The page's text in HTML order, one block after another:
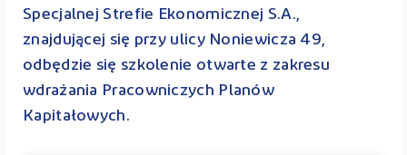
Specjalnej Strefie Ekonomicznej S.A.,
znajdującej się przy ulicy Noniewicza 49,
odbędzie się szkolenie otwarte z zakresu
wdrażania Pracowniczych Planów
Kapitałowych.